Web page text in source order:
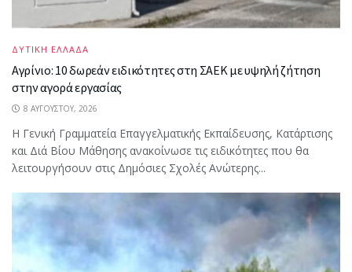
ΔΥΤΙΚΗ ΕΛΛΑΔΑ
Αγρίνιο: 10 δωρεάν ειδικότητες στη ΣΑΕΚ με υψηλή ζήτηση
στην αγορά εργασίας
8 ΑΥΓΟΎΣΤΟΥ, 2026
Η Γενική Γραμματεία Επαγγελματικής Εκπαίδευσης, Κατάρτισης
και Διά Βίου Μάθησης ανακοίνωσε τις ειδικότητες που θα
λειτουργήσουν στις Δημόσιες Σχολές Ανώτερης...